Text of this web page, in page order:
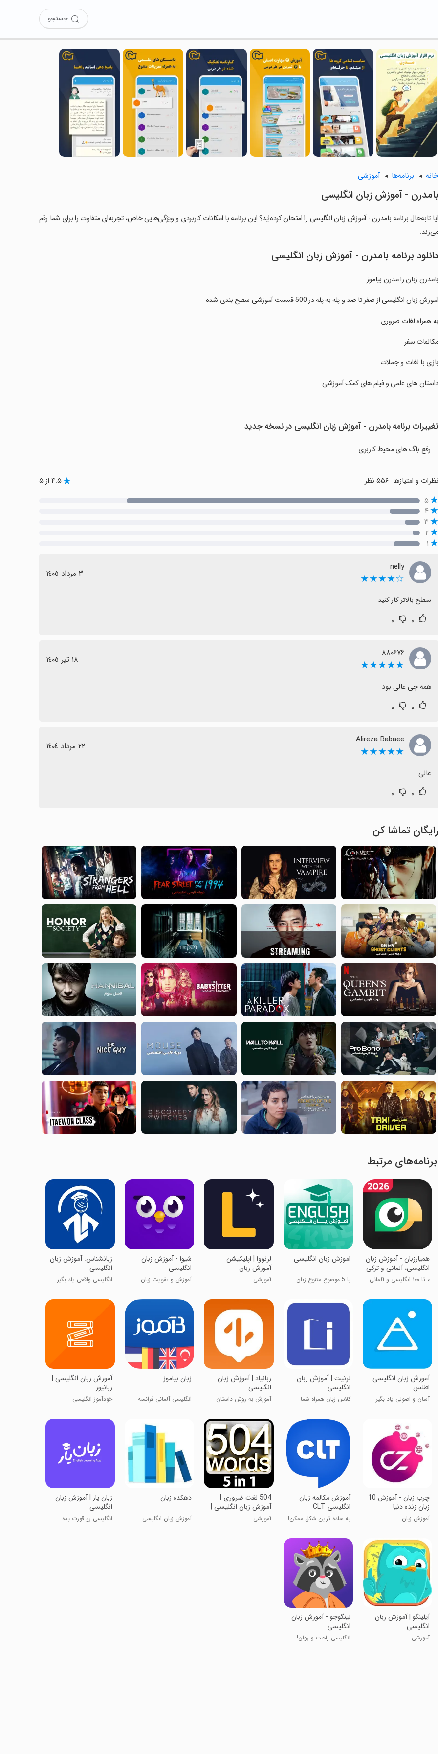
جستجو
خانه برنامه‌ها آموزشی
‏بامدرن - آموزش زبان انگلیسی
آیا تابه‌حال برنامه ‏بامدرن - آموزش زبان انگلیسی را امتحان کرده‌اید؟ این برنامه با امکانات کاربردی و ویژگی‌هایی خاص، تجربه‌ای متفاوت را برای شما رقم
می‌زند.
دانلود برنامه ‏بامدرن - آموزش زبان انگلیسی
‏بامدرن زبان را مدرن بیاموز
‏آموزش زبان انگلیسی از صفر تا صد و پله به پله در 500 قسمت آموزشی سطح بندی شده
‏به همراه لغات ضروری
‏مکالمات سفر
‏بازی با لغات و جملات
‏داستان های علمی و فیلم های کمک آموزشی
تغییرات برنامه ‏بامدرن - آموزش زبان انگلیسی در نسخه جدید
رفع باگ های محیط کاربری
نظرات و امتیازها ۵۵۶ نظر ۴.۵ از ۵
۵
۴
۳
۲
۱
nelly
☆★★★★ ٣ مرداد ١٤٠٥
سطح بالاتر كار كنيد
۰ ۰
۸۸۰۶۷۶
★★★★★ ١٨ تیر ١٤٠٥
همه چی عالی بود
۰ ۰
Alireza Babaee
★★★★★ ٢٢ مرداد ١٤٠٤
عالی
۰ ۰
رایگان تماشا کن
برنامه‌های مرتبط
‏همیارزبان - آموزش زبان
انگلیسی، آلمانی و ترکی
۰ تا ۱۰۰ انگلیسی و آلمانی
‏اموزش زبان انگلیسی
با 5 موضوع متنوع زبان
‏‏لرنووا | اپلیکیشن
آموزش زبان
آموزشی
شیوا - آموزش زبان
انگلیسی
آموزش و تقویت زبان
زبانشناس: آموزش زبان
انگلیسی
انگلیسی واقعی یاد بگیر
‏آموزش زبان انگلیسی
اطلس
آسان و اصولی یاد بگیر
لِرنیت | آموزش زبان
انگلیسی
کلاس زبان همراه شما
‏زبانیاد | آموزش زبان
انگلیسی
آموزش به روش داستان
زبان بیاموز
انگلیسی آلمانی فرانسه
‏‏آموزش زبان انگلیسی |
زبانیوز
خودآموز انگلیسی
‏‏چرب زبان - آموزش 10
زبان زنده دنیا
آموزش زبان
‏‏آموزش مکالمه زبان
انگلیسی CLT
به ساده ترین شکل ممکن!
504 لغت ضروری |
آموزش زبان انگلیسی |
1100 لغت
آموزشی
‏‏دهکده زبان
آموزش زبان انگلیسی
‏‏زبان یار | آموزش زبان
انگلیسی
انگلیسی رو قورت بده
آیلینگو | آموزش زبان
انگلیسی
آموزشی
‏لینگوجو - آموزش زبان
انگلیسی
انگلیسی راحت و روان!